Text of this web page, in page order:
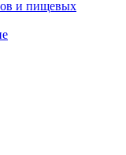
и пищевых